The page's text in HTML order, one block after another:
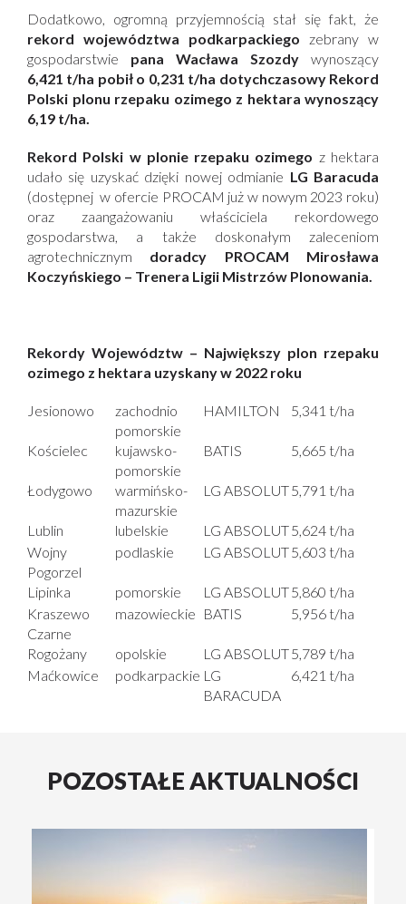
Dodatkowo, ogromną przyjemnością stał się fakt, że
rekord województwa podkarpackiego zebrany w
gospodarstwie pana Wacława Szozdy wynoszący
6,421 t/ha pobił o 0,231 t/ha dotychczasowy Rekord
Polski plonu rzepaku ozimego z hektara wynoszący
6,19 t/ha.
Rekord Polski w plonie rzepaku ozimego z hektara
udało się uzyskać dzięki nowej odmianie LG Baracuda
(dostępnej w ofercie PROCAM już w nowym 2023 roku)
oraz zaangażowaniu właściciela rekordowego
gospodarstwa, a także doskonałym zaleceniom
agrotechnicznym doradcy PROCAM Mirosława
Koczyńskiego – Trenera Ligii Mistrzów Plonowania.
Rekordy Województw – Największy plon rzepaku
ozimego z hektara uzyskany w 2022 roku
Jesionowo
zachodnio
pomorskie
HAMILTON 5,341 t/ha
Kościelec
kujawsko-
pomorskie
BATIS 5,665 t/ha
Łodygowo
warmińsko-
mazurskie
LG ABSOLUT5,791 t/ha
Lublin lubelskie LG ABSOLUT5,624 t/ha
Wojny
Pogorzel
podlaskie LG ABSOLUT5,603 t/ha
Lipinka pomorskie LG ABSOLUT5,860 t/ha
Kraszewo
Czarne
mazowieckie BATIS 5,956 t/ha
Rogożany opolskie LG ABSOLUT5,789 t/ha
Maćkowice
podkarpackie LG
BARACUDA
6,421 t/ha
POZOSTAŁE AKTUALNOŚCI